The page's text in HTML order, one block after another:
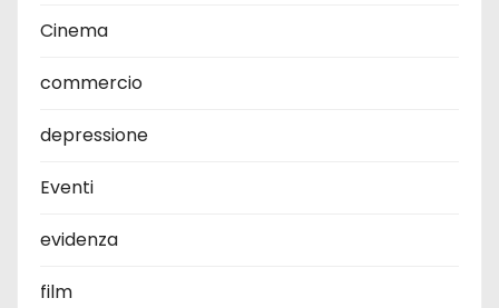
Cinema
commercio
depressione
Eventi
evidenza
film